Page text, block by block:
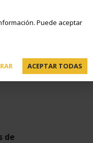
de
Puede aceptar
ACEPTAR TODAS